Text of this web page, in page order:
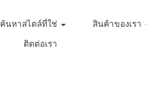
ค้นหาสไตล์ที่ใช่ สินค้าของเรา
ติดต่อเรา